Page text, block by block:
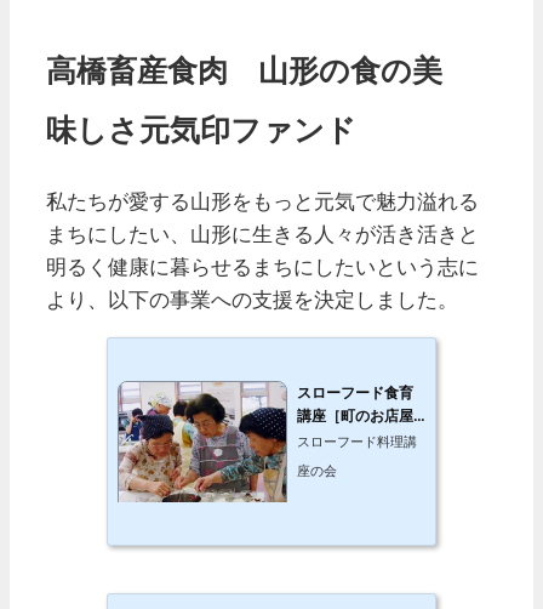
高橋畜産食肉 山形の食の美
味しさ元気印ファンド
私たちが愛する山形をもっと元気で魅力溢れる
まちにしたい、山形に生きる人々が活き活きと
明るく健康に暮らせるまちにしたいという志に
より、以下の事業への支援を決定しました。
スローフード食育
講座［町のお店屋
さん、教えてくだ
さい！］
スローフード料理講
座の会